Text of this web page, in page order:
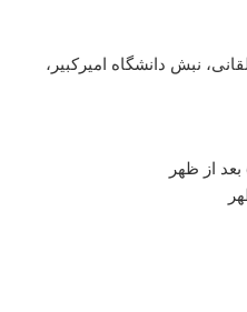
نبش دانشگاه امیرکبیر،